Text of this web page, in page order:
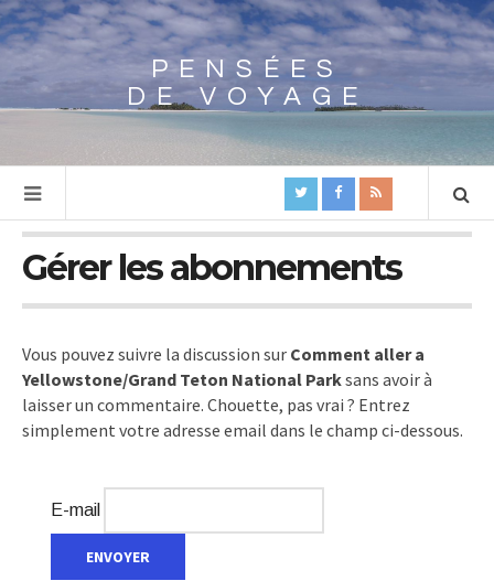
Array
PENSÉES
DE VOYAGE
Gérer les abonnements
Vous pouvez suivre la discussion sur Comment aller a
Yellowstone/Grand Teton National Parksans avoir à
laisser un commentaire. Chouette, pas vrai ? Entrez
simplement votre adresse email dans le champ ci-dessous.
E-mail